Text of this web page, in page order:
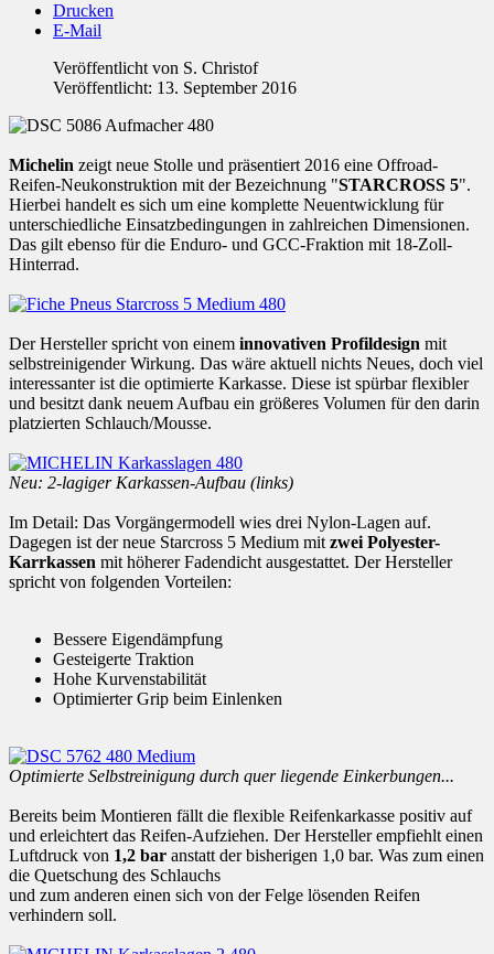
Drucken
E-Mail
Veröffentlicht von S. Christof
Veröffentlicht: 13. September 2016
Michelin zeigt neue Stolle und präsentiert 2016 eine Offroad-
Reifen-Neukonstruktion mit der Bezeichnung "STARCROSS 5".
Hierbei handelt es sich um eine komplette Neuentwicklung für
unterschiedliche Einsatzbedingungen in zahlreichen Dimensionen.
Das gilt ebenso für die Enduro- und GCC-Fraktion mit 18-Zoll-
Hinterrad.
Der Hersteller spricht von einem innovativen Profildesign mit
selbstreinigender Wirkung. Das wäre aktuell nichts Neues, doch viel
interessanter ist die optimierte Karkasse. Diese ist spürbar flexibler
und besitzt dank neuem Aufbau ein größeres Volumen für den darin
platzierten Schlauch/Mousse.
Neu: 2-lagiger Karkassen-Aufbau (links)
Im Detail: Das Vorgängermodell wies drei Nylon-Lagen auf.
Dagegen ist der neue Starcross 5 Medium mit zwei Polyester-
Karrkassen mit höherer Fadendicht ausgestattet. Der Hersteller
spricht von folgenden Vorteilen:
Bessere Eigendämpfung
Gesteigerte Traktion
Hohe Kurvenstabilität
Optimierter Grip beim Einlenken
Optimierte Selbstreinigung durch quer liegende Einkerbungen...
Bereits beim Montieren fällt die flexible Reifenkarkasse positiv auf
und erleichtert das Reifen-Aufziehen. Der Hersteller empfiehlt einen
Luftdruck von 1,2 bar anstatt der bisherigen 1,0 bar. Was zum einen
die Quetschung des Schlauchs
und zum anderen einen sich von der Felge lösenden Reifen
verhindern soll.